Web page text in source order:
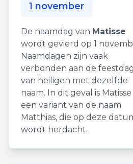
1 november
De naamdag van Matisse
wordt gevierd op 1
Naamdagen zijn vaak
verbonden aan de
van heiligen met dezelfde
naam. In dit geval is Matisse
een variant van de naam
Matthias, die op deze
wordt herdacht.